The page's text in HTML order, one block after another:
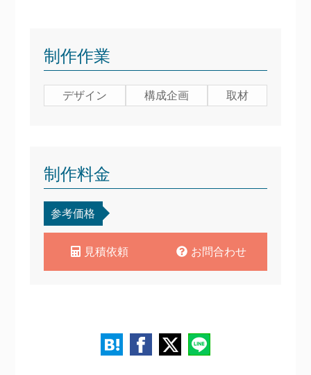
制作作業
デザイン 構成企画 取材
制作料金
参考価格
見積依頼 お問合わせ